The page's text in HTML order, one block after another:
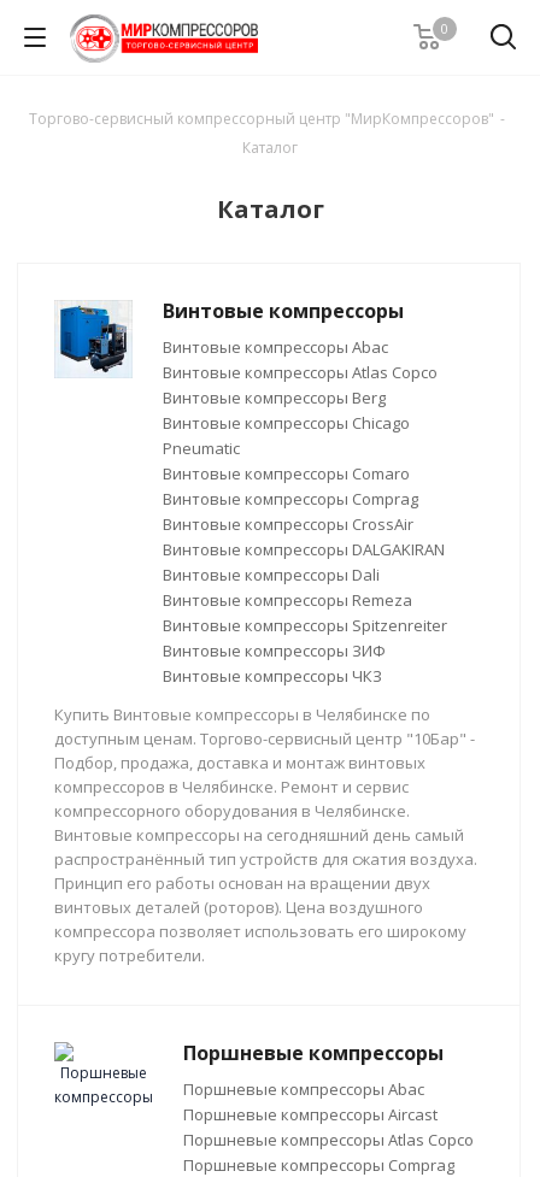
0
Торгово-сервисный компрессорный центр "МирКомпрессоров" -
Каталог
Каталог
Винтовые компрессоры
Винтовые компрессоры Abac
Винтовые компрессоры Atlas Copco
Винтовые компрессоры Berg
Винтовые компрессоры Chicago
Pneumatic
Винтовые компрессоры Comaro
Винтовые компрессоры Comprag
Винтовые компрессоры CrossAir
Винтовые компрессоры DALGAKIRAN
Винтовые компрессоры Dali
Винтовые компрессоры Remeza
Винтовые компрессоры Spitzenreiter
Винтовые компрессоры ЗИФ
Винтовые компрессоры ЧКЗ
Купить Винтовые компрессоры в Челябинске по
доступным ценам. Торгово-сервисный центр "10Бар" -
Подбор, продажа, доставка и монтаж винтовых
компрессоров в Челябинске. Ремонт и сервис
компрессорного оборудования в Челябинске.
Винтовые компрессоры на сегодняшний день самый
распространённый тип устройств для сжатия воздуха.
Принцип его работы основан на вращении двух
винтовых деталей (роторов). Цена воздушного
компрессора позволяет использовать его широкому
кругу потребители.
Поршневые компрессоры
Поршневые компрессоры Abac
Поршневые компрессоры Aircast
Поршневые компрессоры Atlas Copco
Поршневые компрессоры Comprag